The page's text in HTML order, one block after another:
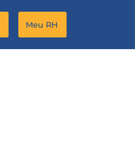
Meu RH